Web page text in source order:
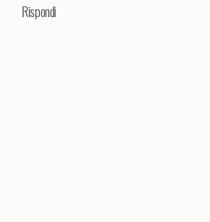
Rispondi